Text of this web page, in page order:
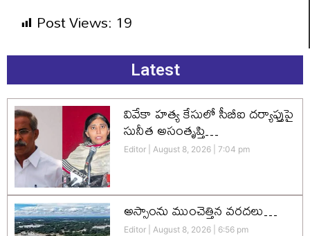
Post Views: 19
Latest
వివేకా హత్య కేసులో సీబీఐ దర్యాప్తుపై
సునీత అసంతృప్తి…
Editor August 8, 2026 7:04 pm
అస్సాంను ముంచెత్తిన వరదలు…
Editor August 8, 2026 6:56 pm